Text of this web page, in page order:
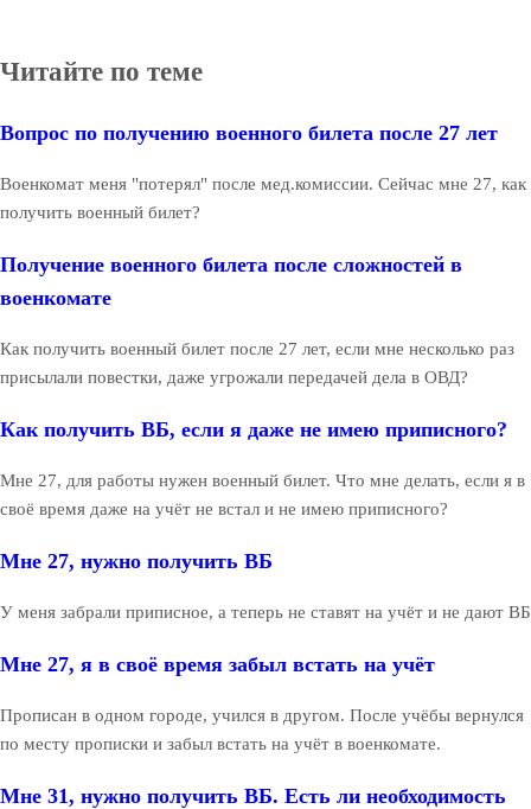
Читайте по теме
Вопрос по получению военного билета после 27 лет
Военкомат меня "потерял" после мед.комиссии. Сейчас мне 27, как
получить военный билет?
Получение военного билета после сложностей в
военкомате
Как получить военный билет после 27 лет, если мне несколько раз
присылали повестки, даже угрожали передачей дела в ОВД?
Как получить ВБ, если я даже не имею приписного?
Мне 27, для работы нужен военный билет. Что мне делать, если я в
своё время даже на учёт не встал и не имею приписного?
Мне 27, нужно получить ВБ
У меня забрали приписное, а теперь не ставят на учёт и не дают ВБ
Мне 27, я в своё время забыл встать на учёт
Прописан в одном городе, учился в другом. После учёбы вернулся
по месту прописки и забыл встать на учёт в военкомате.
Мне 31, нужно получить ВБ. Есть ли необходимость